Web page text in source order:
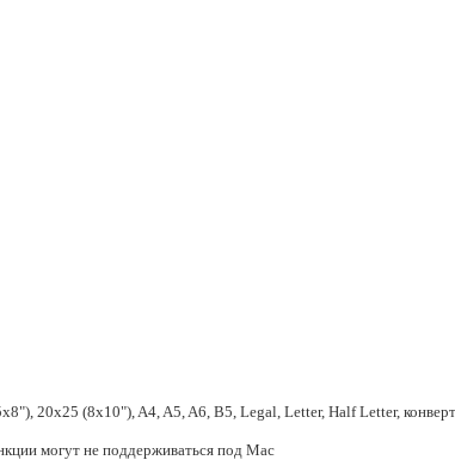
20x25 (8x10"), A4, A5, A6, B5, Legal, Letter, Half Letter,
могут не поддерживаться под Mac